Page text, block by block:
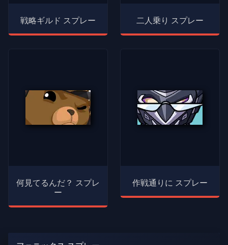
戦略ギルド スプレー 二人乗り スプレー
何見てるんだ？ スプレ
ー
作戦通りに スプレー